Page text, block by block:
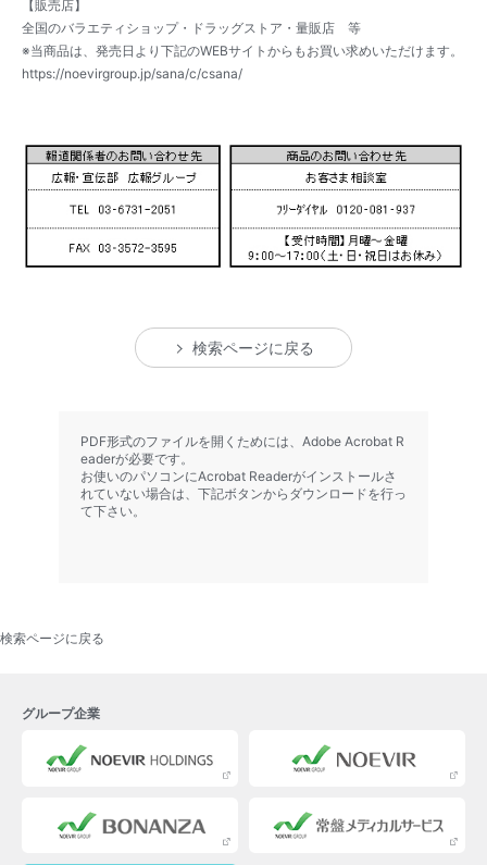
【販売店】
全国のバラエティショップ・ドラッグストア・量販店 等
※当商品は、発売日より下記のWEBサイトからもお買い求めいただけます。
https://noevirgroup.jp/sana/c/csana/
検索ページに戻る
PDF形式のファイルを開くためには、Adobe Acrobat R
eaderが必要です。
お使いのパソコンにAcrobat Readerがインストールさ
れていない場合は、下記ボタンからダウンロードを行っ
て下さい。
検索ページに戻る
グループ企業